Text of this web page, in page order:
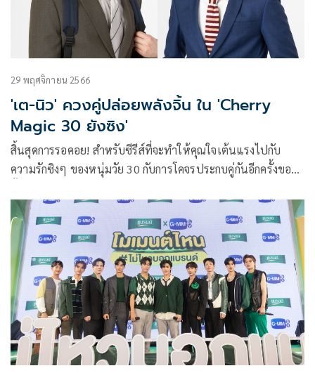
29 พฤศจิกายน 2566
'เต-นิว' ควงคู่ปล่อยพลังจิ้น ใน 'Cherry
Magic 30 ยังซิง'
สิ้นสุดการรอคอย! สำหรับซีรีส์ที่จะทำให้คุณใจเต้นแรงไปกับ
ความรักซิงๆ ของหนุ่มวัย 30 กับการโคจรประกบคู่กันอีกครั้งของคู่
คู่ปล่อยพลังจิ้นชวนฟินในซีรีส์เรื่องใหม่ที่มีกระแสการรอชมจาก
แฟนๆ มากที่สุดแห่งปี Cherry Magic 30 ยังซิง